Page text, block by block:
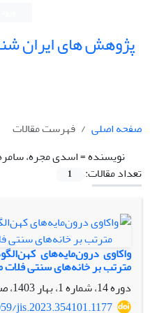
پژوهش های ایران
صفحه اصلی
فهرست مقالات
نویسنده =اسدی مجره،
تعداد مقالات:
1
واکاوی درون‌مایه‌های
مترتب بر خانه‌های سنتی فلات
دوره 14، شماره 1، بهار 1403، صفحه
jis.2023.354101.1177